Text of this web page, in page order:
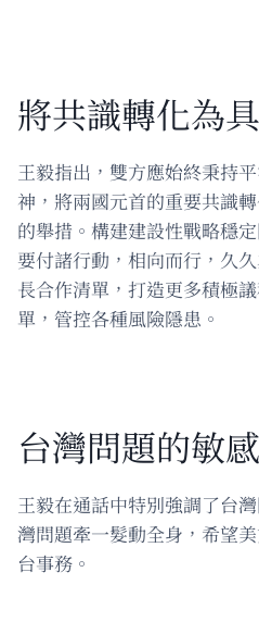
將共識轉化為
王毅指出，雙方應始終秉持
神，將兩國元首的重要共識
的舉措。構建建設性戰略穩
要付諸行動，相向而行，久
長合作清單，打造更多積極
單，管控各種風險隱患。
台灣問題的敏
王毅在通話中特別強調了台
灣問題牽一髮動全身，希望
台事務。